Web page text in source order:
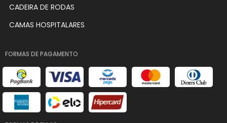
CADEIRA DE RODAS
CAMAS HOSPITALARES
FORMAS DE PAGAMENTO